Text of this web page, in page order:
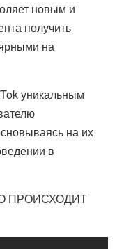
новым и
получить
на
уникальным
на их
в
ПРОИСХОДИТ